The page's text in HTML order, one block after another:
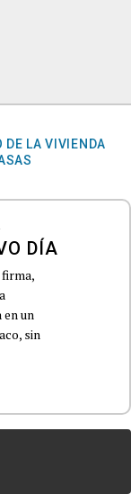
DE LA VIVIENDA
DÍA
un
sin